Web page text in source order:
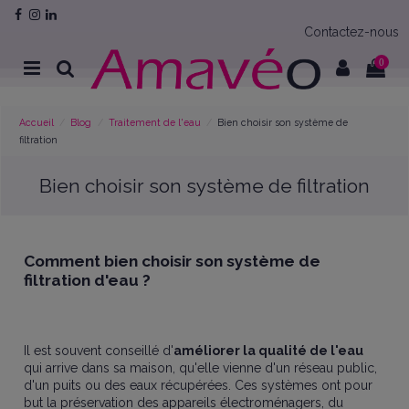
Contactez-nous
0
Accueil Blog Traitement de l'eau
Bien choisir son système de
filtration
Bien choisir son système de filtration
Comment bien choisir son système de
filtration d'eau ?
Il est souvent conseillé d'améliorer la qualité de l'eau
qui arrive dans sa maison, qu'elle vienne d'un réseau public,
d'un puits ou des eaux récupérées. Ces systèmes ont pour
but la préservation des appareils électroménagers, du